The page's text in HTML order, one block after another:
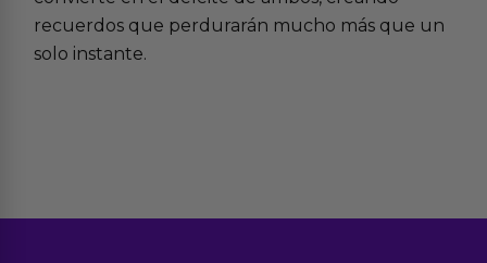
recuerdos que perdurarán mucho más que un
solo instante.